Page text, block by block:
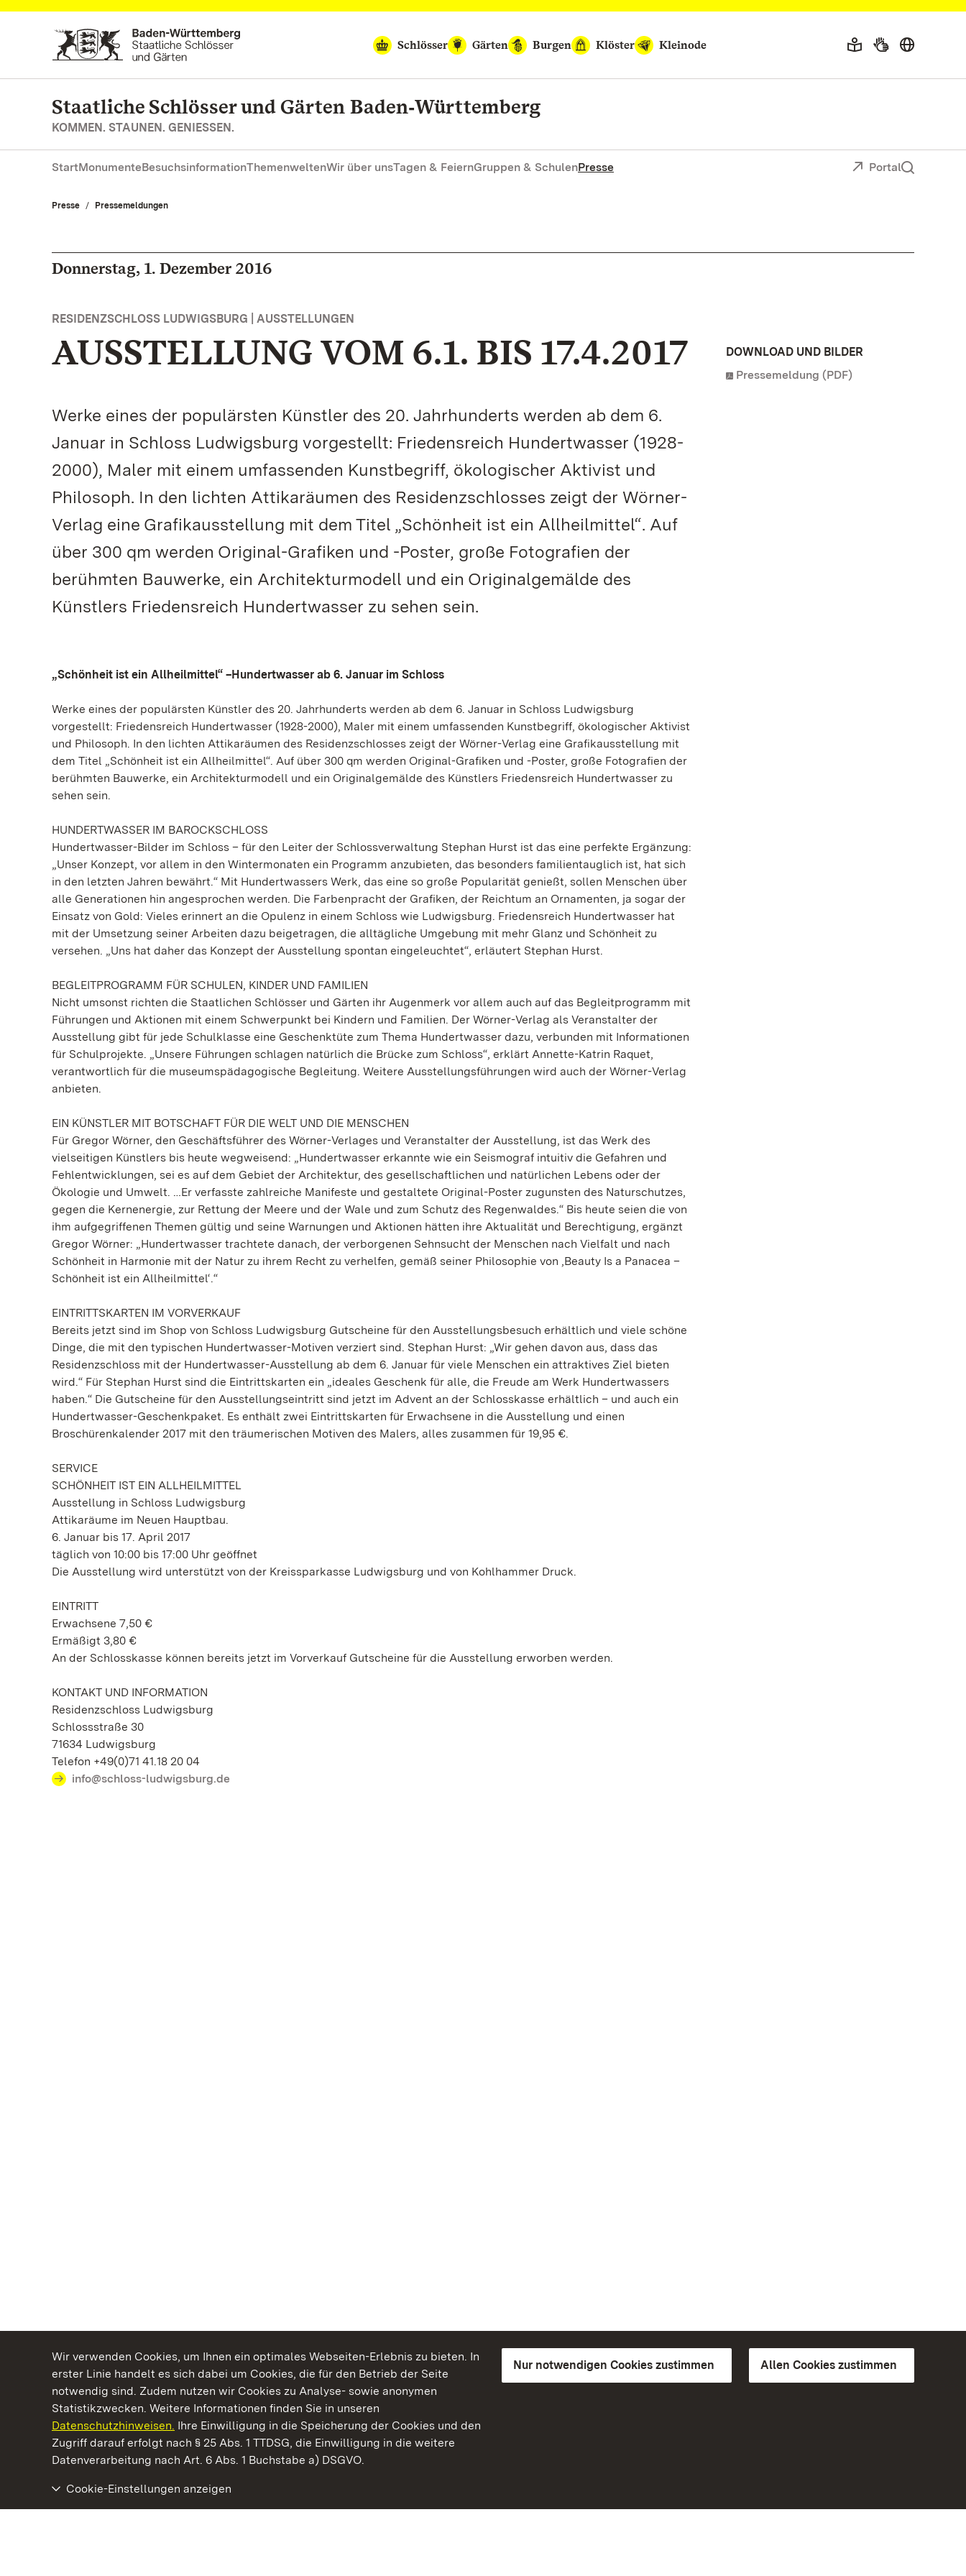
Wir verwenden Cookies, um Ihnen ein optimales Webseiten-Erlebnis zu bieten. In
erster Linie handelt es sich dabei um Cookies, die für den Betrieb der Seite
notwendig sind. Zudem nutzen wir Cookies zu Analyse- sowie anonymen
Statistikzwecken. Weitere Informationen finden Sie in unseren
Datenschutzhinweisen. Ihre Einwilligung in die Speicherung der Cookies und den
Zugriff darauf erfolgt nach § 25 Abs. 1 TTDSG, die Einwilligung in die weitere
Datenverarbeitung nach Art. 6 Abs. 1 Buchstabe a) DSGVO.
Nur notwendigen Cookies zustimmen Allen Cookies zustimmen
Cookie-Einstellungen anzeigen
Zum Hauptinhalt springen
Schlösser
Gärten Burgen Klöster Kleinode
Staatliche Schlösser und Gärten Baden‑Württemberg
KOMMEN. STAUNEN. GENIESSEN.
StartMonumenteBesuchsinformationThemenweltenWir über unsTagen & FeiernGruppen & SchulenPresse Portal
Presse Pressemeldungen
Donnerstag, 1. Dezember 2016
RESIDENZSCHLOSS LUDWIGSBURG | AUSSTELLUNGEN
AUSSTELLUNG VOM 6.1. BIS 17.4.2017
Werke eines der populärsten Künstler des 20. Jahrhunderts werden ab dem 6.
Januar in Schloss Ludwigsburg vorgestellt: Friedensreich Hundertwasser (1928-
2000), Maler mit einem umfassenden Kunstbegriff, ökologischer Aktivist und
Philosoph. In den lichten Attikaräumen des Residenzschlosses zeigt der Wörner-
Verlag eine Grafikausstellung mit dem Titel „Schönheit ist ein Allheilmittel“. Auf
über 300 qm werden Original-Grafiken und -Poster, große Fotografien der
berühmten Bauwerke, ein Architekturmodell und ein Originalgemälde des
Künstlers Friedensreich Hundertwasser zu sehen sein.
„Schönheit ist ein Allheilmittel“ –Hundertwasser ab 6. Januar im Schloss
Werke eines der populärsten Künstler des 20. Jahrhunderts werden ab dem 6. Januar in Schloss Ludwigsburg
vorgestellt: Friedensreich Hundertwasser (1928-2000), Maler mit einem umfassenden Kunstbegriff, ökologischer Aktivist
und Philosoph. In den lichten Attikaräumen des Residenzschlosses zeigt der Wörner-Verlag eine Grafikausstellung mit
dem Titel „Schönheit ist ein Allheilmittel“. Auf über 300 qm werden Original-Grafiken und -Poster, große Fotografien der
berühmten Bauwerke, ein Architekturmodell und ein Originalgemälde des Künstlers Friedensreich Hundertwasser zu
sehen sein.
HUNDERTWASSER IM BAROCKSCHLOSS
Hundertwasser-Bilder im Schloss – für den Leiter der Schlossverwaltung Stephan Hurst ist das eine perfekte Ergänzung:
„Unser Konzept, vor allem in den Wintermonaten ein Programm anzubieten, das besonders familientauglich ist, hat sich
in den letzten Jahren bewährt.“ Mit Hundertwassers Werk, das eine so große Popularität genießt, sollen Menschen über
alle Generationen hin angesprochen werden. Die Farbenpracht der Grafiken, der Reichtum an Ornamenten, ja sogar der
Einsatz von Gold: Vieles erinnert an die Opulenz in einem Schloss wie Ludwigsburg. Friedensreich Hundertwasser hat
mit der Umsetzung seiner Arbeiten dazu beigetragen, die alltägliche Umgebung mit mehr Glanz und Schönheit zu
versehen. „Uns hat daher das Konzept der Ausstellung spontan eingeleuchtet“, erläutert Stephan Hurst.
BEGLEITPROGRAMM FÜR SCHULEN, KINDER UND FAMILIEN
Nicht umsonst richten die Staatlichen Schlösser und Gärten ihr Augenmerk vor allem auch auf das Begleitprogramm mit
Führungen und Aktionen mit einem Schwerpunkt bei Kindern und Familien. Der Wörner-Verlag als Veranstalter der
Ausstellung gibt für jede Schulklasse eine Geschenktüte zum Thema Hundertwasser dazu, verbunden mit Informationen
für Schulprojekte. „Unsere Führungen schlagen natürlich die Brücke zum Schloss“, erklärt Annette-Katrin Raquet,
verantwortlich für die museumspädagogische Begleitung. Weitere Ausstellungsführungen wird auch der Wörner-Verlag
anbieten.
EIN KÜNSTLER MIT BOTSCHAFT FÜR DIE WELT UND DIE MENSCHEN
Für Gregor Wörner, den Geschäftsführer des Wörner-Verlages und Veranstalter der Ausstellung, ist das Werk des
vielseitigen Künstlers bis heute wegweisend: „Hundertwasser erkannte wie ein Seismograf intuitiv die Gefahren und
Fehlentwicklungen, sei es auf dem Gebiet der Architektur, des gesellschaftlichen und natürlichen Lebens oder der
Ökologie und Umwelt. …Er verfasste zahlreiche Manifeste und gestaltete Original-Poster zugunsten des Naturschutzes,
gegen die Kernenergie, zur Rettung der Meere und der Wale und zum Schutz des Regenwaldes.“ Bis heute seien die von
ihm aufgegriffenen Themen gültig und seine Warnungen und Aktionen hätten ihre Aktualität und Berechtigung, ergänzt
Gregor Wörner: „Hundertwasser trachtete danach, der verborgenen Sehnsucht der Menschen nach Vielfalt und nach
Schönheit in Harmonie mit der Natur zu ihrem Recht zu verhelfen, gemäß seiner Philosophie von ‚Beauty Is a Panacea –
Schönheit ist ein Allheilmittel‘.“
EINTRITTSKARTEN IM VORVERKAUF
Bereits jetzt sind im Shop von Schloss Ludwigsburg Gutscheine für den Ausstellungsbesuch erhältlich und viele schöne
Dinge, die mit den typischen Hundertwasser-Motiven verziert sind. Stephan Hurst: „Wir gehen davon aus, dass das
Residenzschloss mit der Hundertwasser-Ausstellung ab dem 6. Januar für viele Menschen ein attraktives Ziel bieten
wird.“ Für Stephan Hurst sind die Eintrittskarten ein „ideales Geschenk für alle, die Freude am Werk Hundertwassers
haben.“ Die Gutscheine für den Ausstellungseintritt sind jetzt im Advent an der Schlosskasse erhältlich – und auch ein
Hundertwasser-Geschenkpaket. Es enthält zwei Eintrittskarten für Erwachsene in die Ausstellung und einen
Broschürenkalender 2017 mit den träumerischen Motiven des Malers, alles zusammen für 19,95 €.
SERVICE
SCHÖNHEIT IST EIN ALLHEILMITTEL
Ausstellung in Schloss Ludwigsburg
Attikaräume im Neuen Hauptbau.
6. Januar bis 17. April 2017
täglich von 10:00 bis 17:00 Uhr geöffnet
Die Ausstellung wird unterstützt von der Kreissparkasse Ludwigsburg und von Kohlhammer Druck.
EINTRITT
Erwachsene 7,50 €
Ermäßigt 3,80 €
An der Schlosskasse können bereits jetzt im Vorverkauf Gutscheine für die Ausstellung erworben werden.
KONTAKT UND INFORMATION
Residenzschloss Ludwigsburg
Schlossstraße 30
71634 Ludwigsburg
Telefon +49(0)71 41.18 20 04
info@schloss-ludwigsburg.de
DOWNLOAD UND BILDER
Pressemeldung (PDF)
Kommen. Staunen. Genießen.